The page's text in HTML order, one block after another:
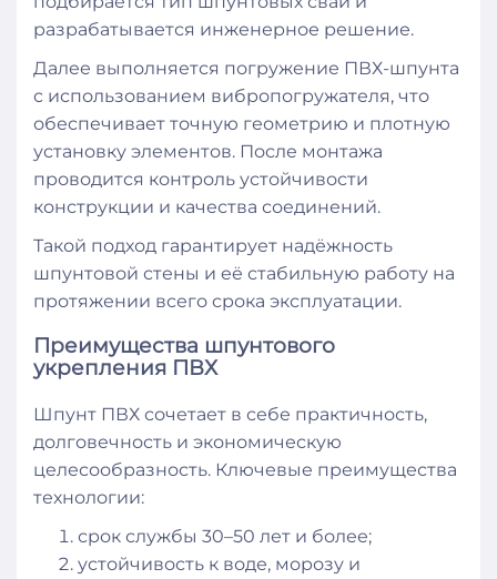
разрабатывается инженерное решение.
Далее выполняется погружение ПВХ-шпунта
с использованием вибропогружателя, что
обеспечивает точную геометрию и плотную
установку элементов. После монтажа
проводится контроль устойчивости
конструкции и качества соединений.
Такой подход гарантирует надёжность
шпунтовой стены и её стабильную работу на
протяжении всего срока эксплуатации.
Преимущества шпунтового
укрепления ПВХ
Шпунт ПВХ сочетает в себе практичность,
долговечность и экономическую
целесообразность. Ключевые преимущества
технологии:
срок службы 30–50 лет и более;
устойчивость к воде, морозу и